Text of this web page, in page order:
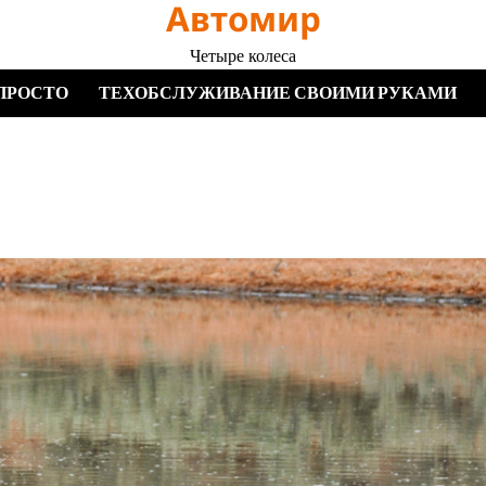
Автомир
Четыре колеса
ТЕХОБСЛУЖИВАНИЕ СВОИМИ РУКАМИ